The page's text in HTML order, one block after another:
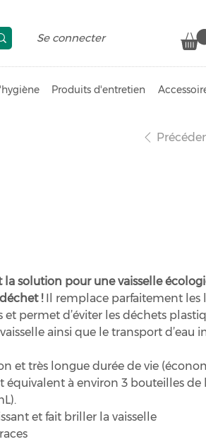
Produits d'entretien
Se connecter
la solution pour une vaisselle
!Il remplace parfaitement les
permet d’éviter les déchets
ainsi que le transport d’eau
et très longue durée de vie
équivalent à environ 3 bouteilles
et fait briller la vaisselle